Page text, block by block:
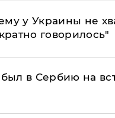
у Украины не
говорилось"
в Сербию на